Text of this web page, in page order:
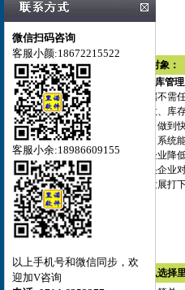
一、 适用对象：
里诺云仓库管
构，客户端不需
库存实存数、库
库存积压，做到
上手极易。系统
有效帮助企业降
统全面解决企业
和更快的发展打
二、为什么选择
微信扫码咨询
客服小颜:18672215522
客服小余:18986609155
以上手机号和微信同步，欢
迎加V咨询